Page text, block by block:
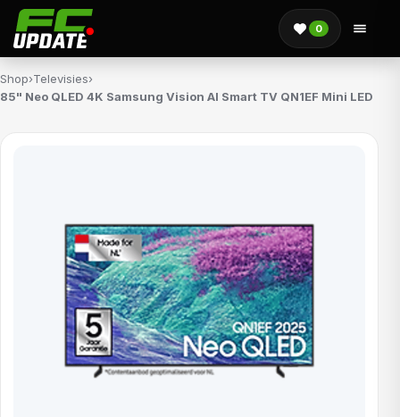
0
Shop›Televisies›
85" Neo QLED 4K Samsung Vision AI Smart TV QN1EF Mini LED